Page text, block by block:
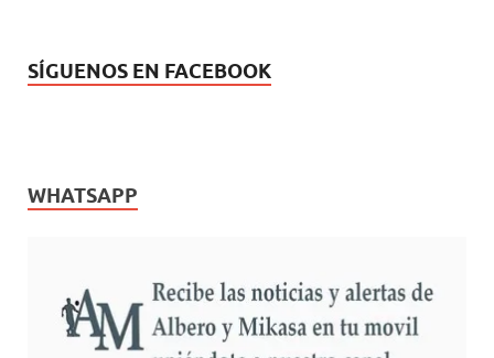
SÍGUENOS EN FACEBOOK
WHATSAPP